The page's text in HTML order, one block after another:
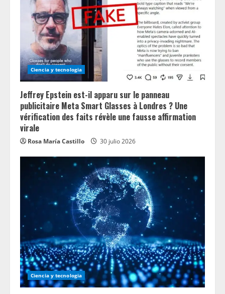
i
n
g
Ciencia y tecnologia
Jeffrey Epstein est-il apparu sur le panneau
publicitaire Meta Smart Glasses à Londres ? Une
vérification des faits révèle une fausse affirmation
virale
Rosa María Castillo 30 julio 2026
Ciencia y tecnologia